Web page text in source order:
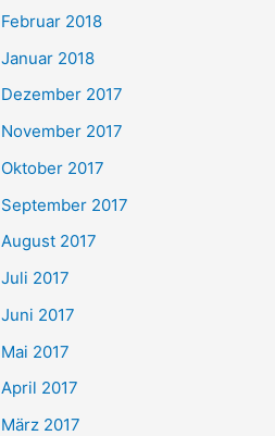
Februar 2018
Januar 2018
Dezember 2017
November 2017
Oktober 2017
September 2017
August 2017
Juli 2017
Juni 2017
Mai 2017
April 2017
März 2017